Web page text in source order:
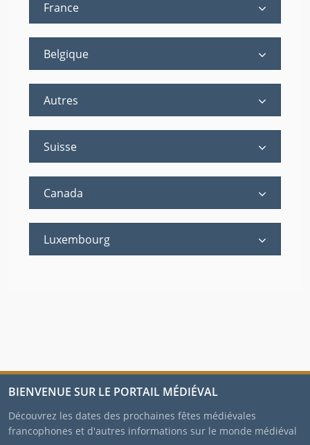
France
Belgique
Autres
Suisse
Canada
Luxembourg
BIENVENUE SUR LE PORTAIL MÉDIÉVAL
Découvrez les dates des prochaines fêtes médiévales
francophones et d'autres informations sur le monde médiéval